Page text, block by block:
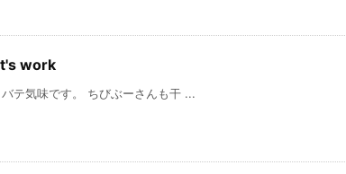
work
テ気味です。 ちびぶーさんも干 ...